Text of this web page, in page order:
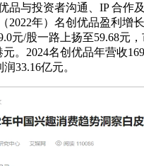
品与投资者沟通、IP 合作
2022年）名创优品盈利增
元/股一路上扬至59.68元
。2024名创优品年营收
33.16亿元。